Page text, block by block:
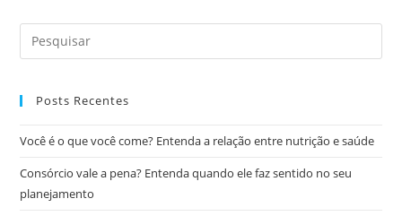
Posts Recentes
Você é o que você come? Entenda a relação entre nutrição e saúde
Consórcio vale a pena? Entenda quando ele faz sentido no seu
planejamento